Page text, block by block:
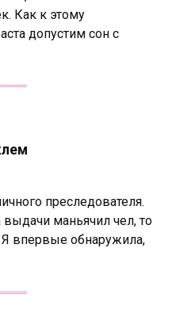
Как к этому
допустим сон с
преследователя.
маньячил чел, то
впервые обнаружила,